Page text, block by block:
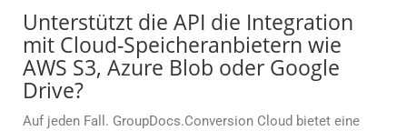
Unterstützt die API die Integration
mit Cloud-Speicheranbietern wie
AWS S3, Azure Blob oder Google
Drive?
Auf jeden Fall. GroupDocs.Conversion Cloud bietet eine